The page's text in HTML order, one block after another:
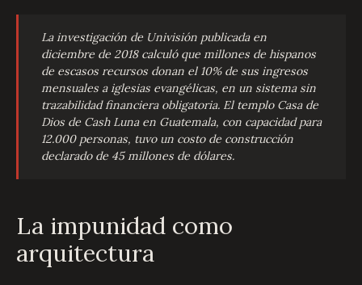
La investigación de Univisión publicada en
diciembre de 2018 calculó que millones de hispanos
de escasos recursos donan el 10% de sus ingresos
mensuales a iglesias evangélicas, en un sistema sin
trazabilidad financiera obligatoria. El templo Casa de
Dios de Cash Luna en Guatemala, con capacidad para
12.000 personas, tuvo un costo de construcción
declarado de 45 millones de dólares.
La impunidad como
arquitectura